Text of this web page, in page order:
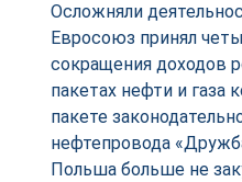
Осложняли
Евросоюз принял
сокращения доходов
пакетах нефти и газа
пакете
нефтепровода
Польша больше не